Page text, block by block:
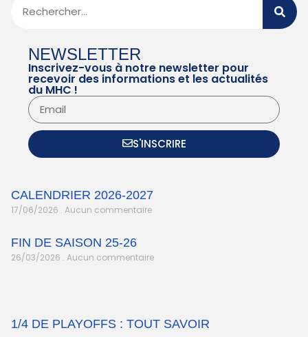
NEWSLETTER
Inscrivez-vous à notre newsletter pour
recevoir des informations et les actualités
du MHC !
S'INSCRIRE
CALENDRIER 2026-2027
17/06/2026 Aucun commentaire
FIN DE SAISON 25-26
26/03/2026 Aucun commentaire
1/4 DE PLAYOFFS : TOUT SAVOIR